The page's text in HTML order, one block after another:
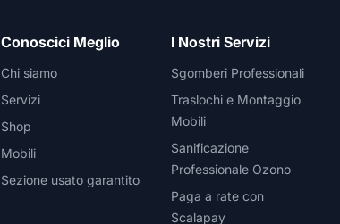
Conoscici Meglio
Chi siamo
Servizi
Shop
Mobili
Sezione usato garantito
I Nostri Servizi
Sgomberi Professionali
Traslochi e Montaggio
Mobili
Sanificazione
Professionale Ozono
Paga a rate con
Scalapay